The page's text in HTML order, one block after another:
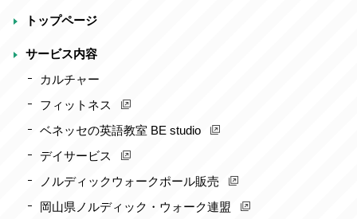
トップページ
サービス内容
カルチャー
フィットネス
ベネッセの英語教室 BE studio
デイサービス
ノルディックウォークポール販売
岡山県ノルディック・ウォーク連盟